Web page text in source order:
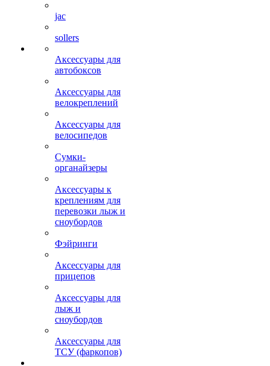
jac
sollers
Аксессуары для
автобоксов
Аксессуары для
велокреплений
Аксессуары для
велосипедов
Сумки-
органайзеры
Аксессуары к
креплениям для
перевозки лыж и
сноубордов
Фэйринги
Аксессуары для
прицепов
Аксессуары для
лыж и
сноубордов
Аксессуары для
ТСУ (фаркопов)